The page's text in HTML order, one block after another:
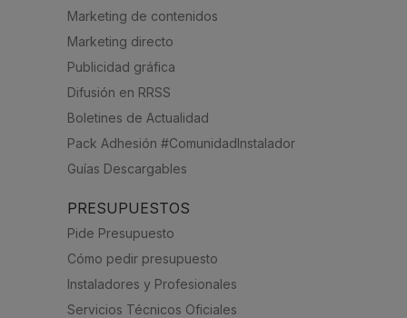
Marketing de contenidos
Marketing directo
Publicidad gráfica
Difusión en RRSS
Boletines de Actualidad
Pack Adhesión #ComunidadInstalador
Guías Descargables
PRESUPUESTOS
Pide Presupuesto
Cómo pedir presupuesto
Instaladores y Profesionales
Servicios Técnicos Oficiales